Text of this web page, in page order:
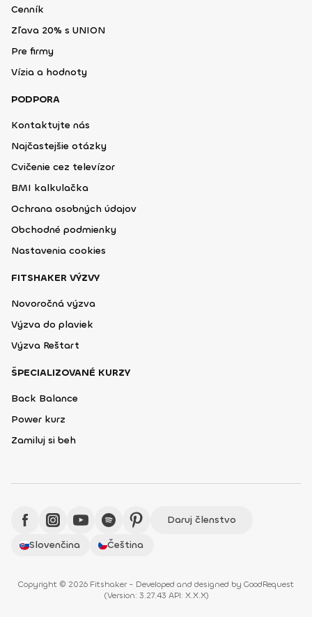
Cenník
Zľava 20% s UNION
Pre firmy
Vízia a hodnoty
PODPORA
Kontaktujte nás
Najčastejšie otázky
Cvičenie cez televízor
BMI kalkulačka
Ochrana osobných údajov
Obchodné podmienky
Nastavenia cookies
FITSHAKER VÝZVY
Novoročná výzva
Výzva do plaviek
Výzva Reštart
ŠPECIALIZOVANÉ KURZY
Back Balance
Power kurz
Zamiluj si beh
Daruj členstvo
Slovenčina
Čeština
Copyright © 2026 Fitshaker - Developed and designed by GoodRequest
(Version: 3.27.43 API: X.X.X)